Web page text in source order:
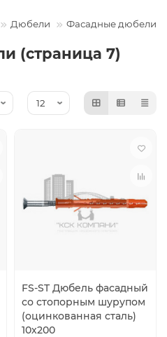
Дюбели Фасадные дюбели
(страница 7)
FS-ST Дюбель фасадный
со стопорным шурупом
(оцинкованная сталь)
10х200